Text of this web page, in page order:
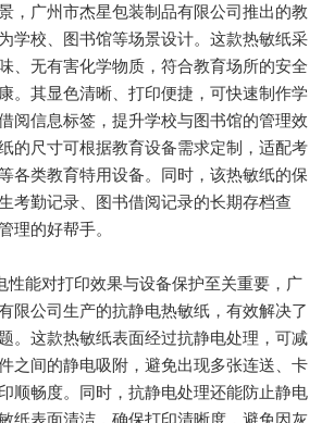
，广州市杰星包装制品有限公司推出的教
学校、图书馆等场景设计。这款热敏纸采
、无有害化学物质，符合教育场所的安全
。其显色清晰、打印便捷，可快速制作学
阅信息标签，提升学校与图书馆的管理效
的尺寸可根据教育设备需求定制，适配考
各类教育特用设备。同时，该热敏纸的保
考勤记录、图书借阅记录的长期存档查
理的好帮手。
性能对打印效果与设备保护至关重要，广
限公司生产的抗静电热敏纸，有效解决了
。这款热敏纸表面经过抗静电处理，可减
之间的静电吸附，避免出现多张连送、卡
顺畅度。同时，抗静电处理还能防止静电